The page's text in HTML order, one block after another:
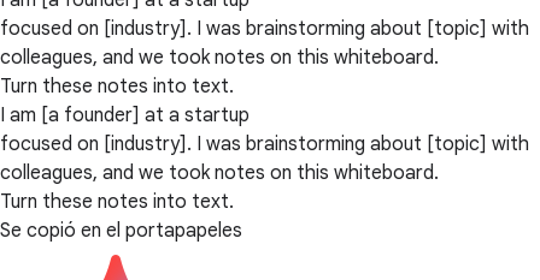
focused on [industry]. I was brainstorming about [topic] with
colleagues, and we took notes on this whiteboard.
Turn these notes into text.
I am [a founder] at a startup
focused on [industry]. I was brainstorming about [topic] with
colleagues, and we took notes on this whiteboard.
Turn these notes into text.
Se copió en el portapapeles